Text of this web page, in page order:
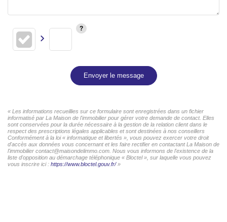
Envoyer le message
« Les informations recueillies sur ce formulaire sont enregistrées dans un fichier
informatisé par La Maison de l'immobilier pour gérer votre demande de contact. Elles
sont conservées pour la durée nécessaire à la gestion de la relation client dans le
respect des prescriptions légales applicables et sont destinées à nos conseillers
Conformément à la loi « informatique et libertés », vous pouvez exercer votre droit
d'accès aux données vous concernant et les faire rectifier en contactant La Maison de
l'immobilier contact@maisondelimmo.com. Nous vous informons de l'existence de la
liste d'opposition au démarchage téléphonique « Bloctel », sur laquelle vous pouvez
vous inscrire ici : https://www.bloctel.gouv.fr/»